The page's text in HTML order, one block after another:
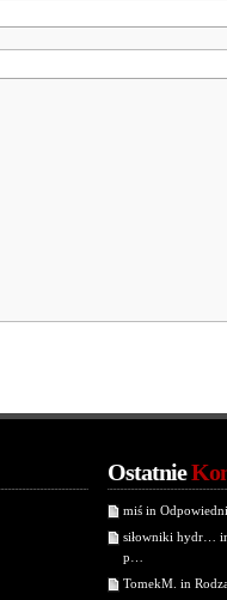
Ostatnie
miś in
siłowniki hydr…
p…
TomekM. in